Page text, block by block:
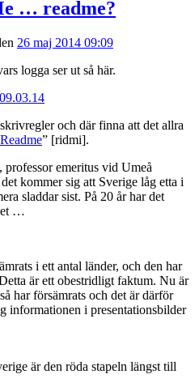
… readme?
26 maj 2014 09:09
logga ser ut så här.
och där finna att det allra
Readme” [ridmi].
professor emeritus vid Umeå
kommer sig att Sverige låg etta i
sladdar sist. På 20 år har det
…
i ett antal länder, och den har
är ett obestridligt faktum. Nu är
har försämrats och det är därför
informationen i presentationsbilder
är den röda stapeln längst till